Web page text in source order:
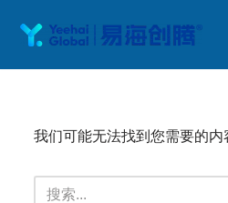
我们可能无法找到您需要的内